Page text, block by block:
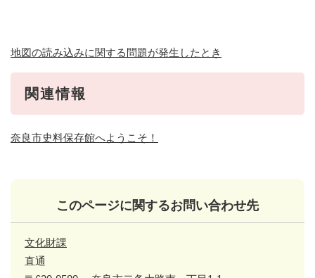
地図の読み込みに関する問題が発生したとき
関連情報
奈良市史料保存館へようこそ！
このページに関するお問い合わせ先
文化財課
直通